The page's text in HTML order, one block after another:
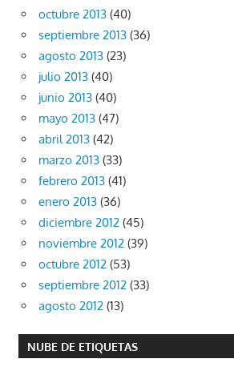
octubre 2013 (40)
septiembre 2013 (36)
agosto 2013 (23)
julio 2013 (40)
junio 2013 (40)
mayo 2013 (47)
abril 2013 (42)
marzo 2013 (33)
febrero 2013 (41)
enero 2013 (36)
diciembre 2012 (45)
noviembre 2012 (39)
octubre 2012 (53)
septiembre 2012 (33)
agosto 2012 (13)
NUBE DE ETIQUETAS